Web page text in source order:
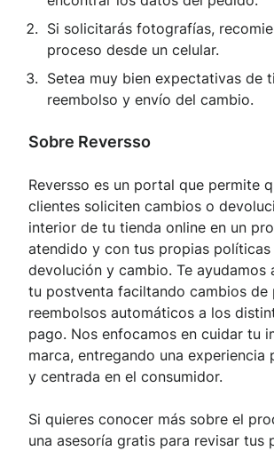
Si solicitarás fotografías,
proceso desde un celular.
Setea muy bien expectativas de
reembolso y envío del cambio.
Sobre Reversso
Reversso es un portal que permite
clientes soliciten cambios o
interior de tu tienda online en un
atendido y con tus propias políticas
devolución y cambio. Te ayudamos
tu postventa faciltando cambios de
reembolsos automáticos a los
pago. Nos enfocamos en cuidar tu
marca, entregando una experiencia
y centrada en el consumidor.
Si quieres conocer más sobre el
una asesoría gratis para revisar tus